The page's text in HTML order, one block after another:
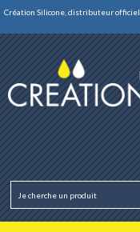
Création Silicone, distributeur officiel